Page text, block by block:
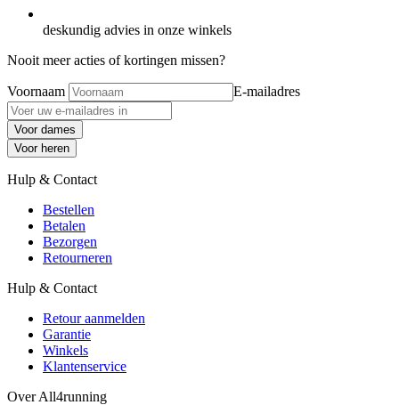
deskundig advies in onze winkels
Nooit meer acties of kortingen missen?
Voornaam E-mailadres
Voor dames
Voor heren
Hulp & Contact
Bestellen
Betalen
Bezorgen
Retourneren
Hulp & Contact
Retour aanmelden
Garantie
Winkels
Klantenservice
Over All4running